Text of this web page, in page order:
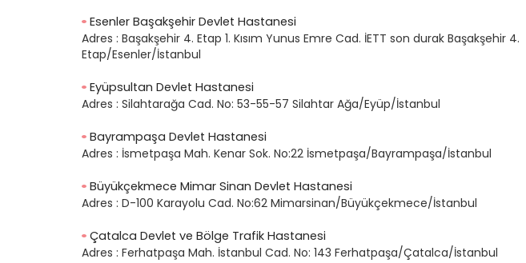
Esenler Başakşehir Devlet Hastanesi
Adres : Başakşehir 4. Etap 1. Kısım Yunus Emre Cad. İETT son durak Başakşehir 4.
Etap/Esenler/İstanbul
Eyüpsultan Devlet Hastanesi
Adres : Silahtarağa Cad. No: 53-55-57 Silahtar Ağa/Eyüp/İstanbul
Bayrampaşa Devlet Hastanesi
Adres : İsmetpaşa Mah. Kenar Sok. No:22 İsmetpaşa/Bayrampaşa/İstanbul
Büyükçekmece Mimar Sinan Devlet Hastanesi
Adres : D-100 Karayolu Cad. No:62 Mimarsinan/Büyükçekmece/İstanbul
Çatalca Devlet ve Bölge Trafik Hastanesi
Adres : Ferhatpaşa Mah. İstanbul Cad. No: 143 Ferhatpaşa/Çatalca/İstanbul